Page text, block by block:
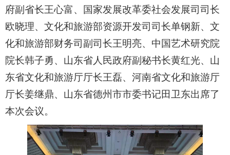
府副省长王心富、国家发展改革委社会发展司司长
欧晓理、文化和旅游部资源开发司司长单钢新、文
化和旅游部财务司副司长王明亮、中国艺术研究院
院长韩子勇、山东省人民政府副秘书长黄红光、山
东省文化和旅游厅厅长王磊、河南省文化和旅游厅
厅长姜继鼎、山东省德州市市委书记田卫东出席了
本次会议。